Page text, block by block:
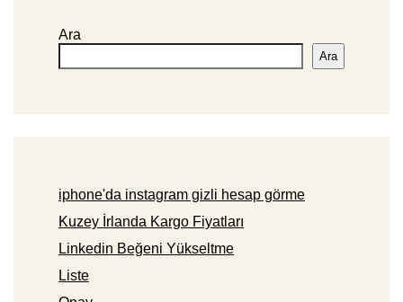
Ara
Ara
iphone'da instagram gizli hesap görme
Kuzey İrlanda Kargo Fiyatları
Linkedin Beğeni Yükseltme
Liste